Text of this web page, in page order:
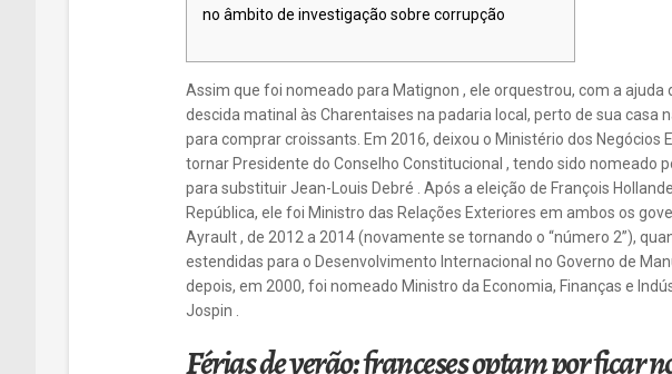
no âmbito de investigação sobre corrupção
Assim que foi nomeado para Matignon , ele orquestrou, com a ajuda
descida matinal às Charentaises na padaria local, perto de sua casa
para comprar croissants. Em 2016, deixou o Ministério dos Negócios
tornar Presidente do Conselho Constitucional , tendo sido nomeado
para substituir Jean-Louis Debré . Após a eleição de François
República, ele foi Ministro das Relações Exteriores em ambos os
Ayrault , de 2012 a 2014 (novamente se tornando o “número 2”),
estendidas para o Desenvolvimento Internacional no Governo de
depois, em 2000, foi nomeado Ministro da Economia, Finanças e
Jospin .
Férias de verão: franceses optam por ficar